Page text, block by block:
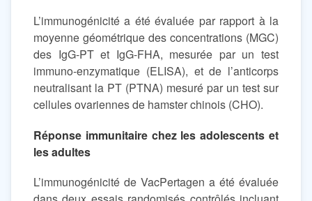
L’immunogénicité a été évaluée par rapport à la
moyenne géométrique des concentrations (MGC)
des IgG-PT et IgG-FHA, mesurée par un test
immuno-enzymatique (ELISA), et de l’anticorps
neutralisant la PT (PTNA) mesuré par un test sur
cellules ovariennes de hamster chinois (CHO).
Réponse immunitaire chez les adolescents et
les adultes
L’immunogénicité de VacPertagen a été évaluée